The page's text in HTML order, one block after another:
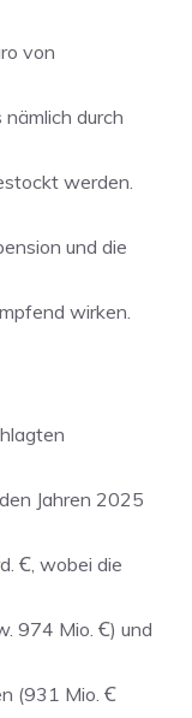
von
durch
werden.
und die
wirken.
Jahren 2025
Ꞓ, wobei die
974 Mio. Ꞓ) und
(931 Mio. Ꞓ